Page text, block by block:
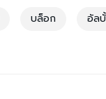
บล็อก อัล